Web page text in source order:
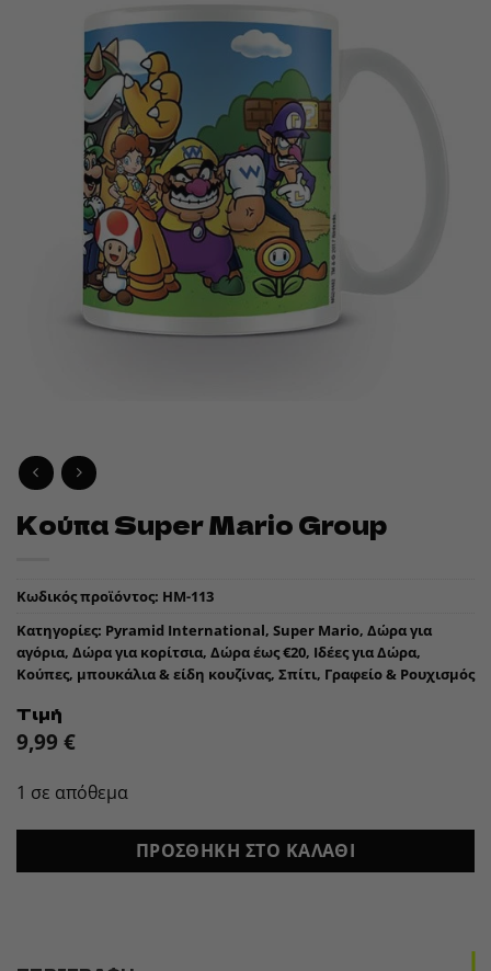
Κούπα Super Mario Group
Κωδικός προϊόντος: HM-113
Κατηγορίες: Pyramid International, Super Mario, Δώρα για
αγόρια, Δώρα για κορίτσια, Δώρα έως €20, Ιδέες για Δώρα,
Κούπες, μπουκάλια & είδη κουζίνας, Σπίτι, Γραφείο & Ρουχισμός
Τιμή
9,99 €
1 σε απόθεμα
ΠΡΟΣΘΉΚΗ ΣΤΟ ΚΑΛΆΘΙ